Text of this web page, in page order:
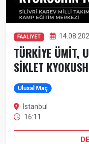
FAALİYET
TÜRKİYE ÜMİT,
SİKLET
Ulusal Maç
İstanbul
16:11